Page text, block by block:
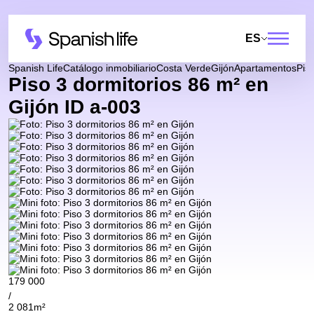
ES
Spanish LifeCatálogo inmobiliarioCosta VerdeGijónApartamentos
Piso 3 dormitorios 86 m² en
Gijón ID a-003
179 000
/
2 081m²